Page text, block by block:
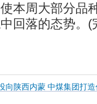
本周大部分品
回落的态势。(
向陕西内蒙 中煤集团打